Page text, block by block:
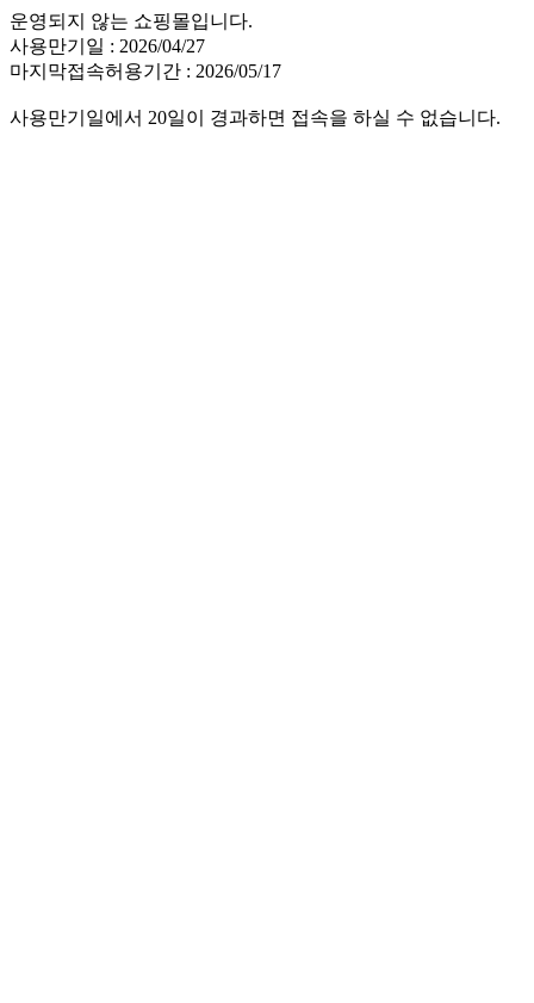
운영되지 않는 쇼핑몰입니다.
사용만기일 : 2026/04/27
마지막접속허용기간 : 2026/05/17
사용만기일에서 20일이 경과하면 접속을 하실 수 없습니다.